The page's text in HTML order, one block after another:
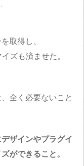
取得し、
ズも済ませた。
全く必要ないこと
ザインやプラグイ
ができること。